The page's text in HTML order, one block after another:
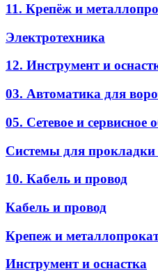
11. Крепёж и
Электротехника
12. Инструмент и
03. Автоматика для
05. Сетевое и сервисное
Системы для прокладки
10. Кабель и провод
Кабель и провод
Крепеж и
Инструмент и оснастка